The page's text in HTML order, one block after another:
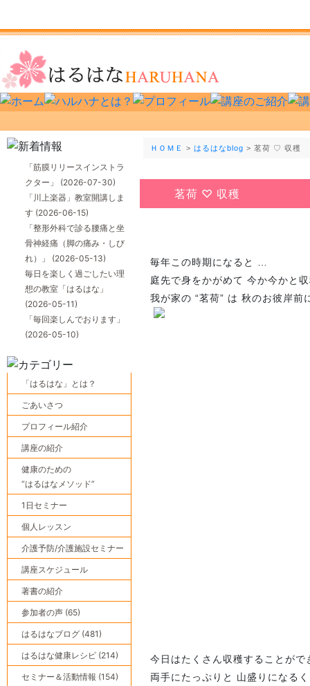
ＨＯＭＥ > はるはなblog > 茗荷 ♡ 収穫
茗荷 ♡ 収穫
毎年この時期になると …
庭先で身をかがめて 今か今かと
我が家の “茗荷” は 秋のお彼岸前
今日はたくさん収穫することがで
両手にたっぷりと 山盛りになる
「筋膜リリースインストラ
クター」 (2026-07-30)
「川上楽器」教室開講しま
す (2026-06-15)
「整形外科で診る腰痛と坐
骨神経痛（脚の痛み・しび
れ）」 (2026-05-13)
毎日を楽しく過ごしたい理
想の教室「はるはな」
(2026-05-11)
「毎回楽しんでおります」
(2026-05-10)
「はるはな」とは？
ごあいさつ
プロフィール紹介
講座の紹介
健康のための
“はるはなメソッド”
1日セミナー
個人レッスン
介護予防/介護施設セミナー
講座スケジュール
著書の紹介
参加者の声 (65)
はるはなブログ (481)
はるはな健康レシピ (214)
セミナー＆活動情報 (154)